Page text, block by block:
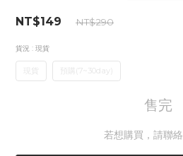
NT$149 NT$290
貨況 : 現貨
預購(7~30day)
售完
若想購買，請聯絡